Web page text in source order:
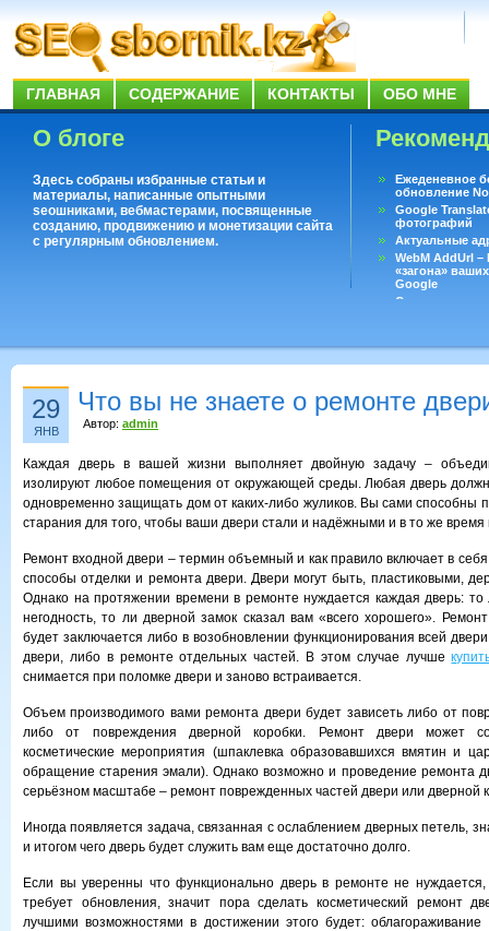
ГЛАВНАЯ СОДЕРЖАНИЕ КОНТАКТЫ ОБО МНЕ
О блоге
Здесь собраны избранные статьи и
материалы, написанные опытными
seoшниками, вебмастерами, посвященные
созданию, продвижению и монетизации сайта
с регулярным обновлением.
Ежеденевное
обновление
Google
фотографий
Актуальные
WebM AddUrl
«загона»
Google
Существует
29
ЯНВ
Что вы не знаете о ремонте
Автор: admin
Каждая дверь в вашей жизни выполняет двойную задачу –
изолируют любое помещения от окружающей среды. Любая дверь
одновременно защищать дом от каких-либо жуликов. Вы сами способны
старания для того, чтобы ваши двери стали и надёжными и в то же время
Ремонт входной двери – термин объемный и как правило включает в
способы отделки и ремонта двери. Двери могут быть, пластиковыми,
Однако на протяжении времени в ремонте нуждается каждая дверь: то
негодность, то ли дверной замок сказал вам «всего хорошего».
будет заключается либо в возобновлении функционирования всей
двери, либо в ремонте отдельных частей. В этом случае лучше
снимается при поломке двери и заново встраивается.
Объем производимого вами ремонта двери будет зависеть либо от
либо от повреждения дверной коробки. Ремонт двери может
косметические мероприятия (шпаклевка образовавшихся вмятин и
обращение старения эмали). Однако возможно и проведение ремонта
серьёзном масштабе – ремонт поврежденных частей двери или дверной
Иногда появляется задача, связанная с ослаблением дверных петель,
и итогом чего дверь будет служить вам еще достаточно долго.
Если вы уверенны что функционально дверь в ремонте не нуждается,
требует обновления, значит пора сделать косметический ремонт
лучшими возможностями в достижении этого будет: